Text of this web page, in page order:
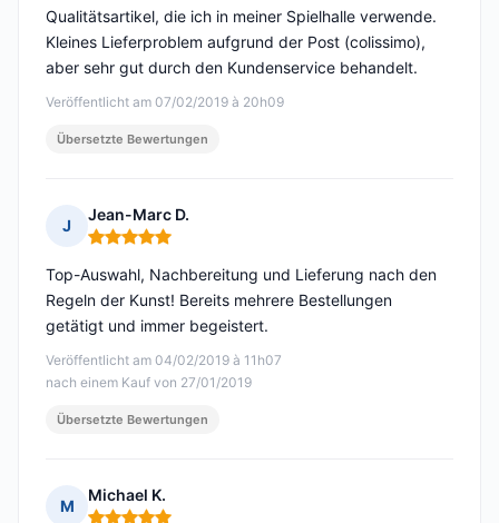
Veröffentlicht am 07/02/2019 à 20h09
Qualitätsartikel, die ich in meiner Spielhalle verwende.
Kleines Lieferproblem aufgrund der Post (colissimo),
aber sehr gut durch den Kundenservice behandelt.
Übersetzte Bewertungen
J
Jean-Marc D.
Hinweis: 5 von 5
Veröffentlicht am 04/02/2019 à 11h07
nach einem Kauf von 27/01/2019
Top-Auswahl, Nachbereitung und Lieferung nach den
Regeln der Kunst! Bereits mehrere Bestellungen
getätigt und immer begeistert.
Übersetzte Bewertungen
M
Michael K.